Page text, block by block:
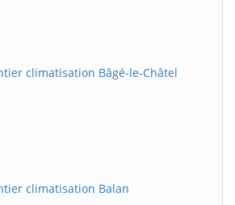
climatisation Bâgé-le-Châtel
climatisation Balan